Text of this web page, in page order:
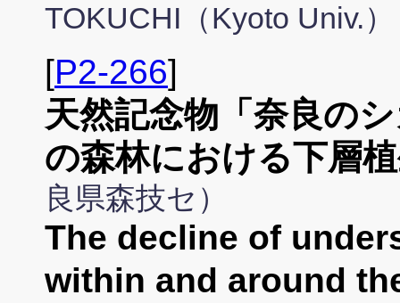
TOKUCHI（Kyoto Univ.）
[P2-266]
天然記念物「奈良の
の森林における下層
良県森技セ）
The decline of
within and around